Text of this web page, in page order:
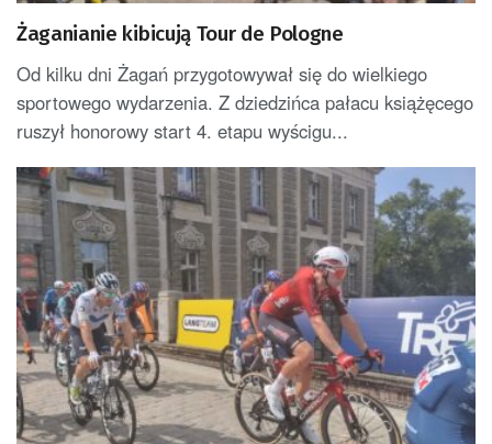
Żaganianie kibicują Tour de Pologne
Od kilku dni Żagań przygotowywał się do wielkiego
sportowego wydarzenia. Z dziedzińca pałacu książęcego
ruszył honorowy start 4. etapu wyścigu...